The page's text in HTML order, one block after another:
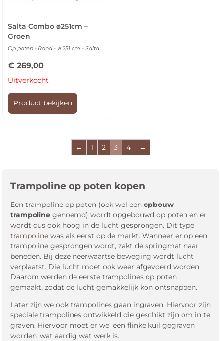
Salta Combo ø251cm –
Groen
Op poten - Rond - ⌀ 251 cm - Salta
€ 269,00
Uitverkocht
Product bekijken
← 1 2 3 4 →
Trampoline op poten kopen
Een trampoline op poten (ook wel een opbouw
trampoline genoemd) wordt opgebouwd op poten en er
wordt dus ook hoog in de lucht gesprongen. Dit type
trampoline was als eerst op de markt. Wanneer er op een
trampoline gesprongen wordt, zakt de springmat naar
beneden. Bij deze neerwaartse beweging wordt lucht
verplaatst. Die lucht moet ook weer afgevoerd worden.
Daarom werden de eerste trampolines op poten
gemaakt, zodat de lucht gemakkelijk kon ontsnappen.
Later zijn we ook trampolines gaan ingraven. Hiervoor zijn
speciale trampolines ontwikkeld die geschikt zijn om in te
graven. Hiervoor moet er wel een flinke kuil gegraven
worden, wat aardig wat werk is.